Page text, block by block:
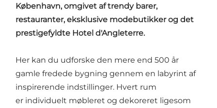
København, omgivet af trendy barer,
restauranter, eksklusive modebutikker og det
prestigefyldte Hotel d'Angleterre.
Her kan du udforske den mere end 500 år
gamle fredede bygning gennem en labyrint af
inspirerende indstillinger. Hvert rum
er individuelt møbleret og dekoreret ligesom